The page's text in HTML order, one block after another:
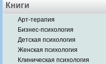
Книги
Арт-терапия
Бизнес-психология
Детская психология
Женская психология
Клиническая психология